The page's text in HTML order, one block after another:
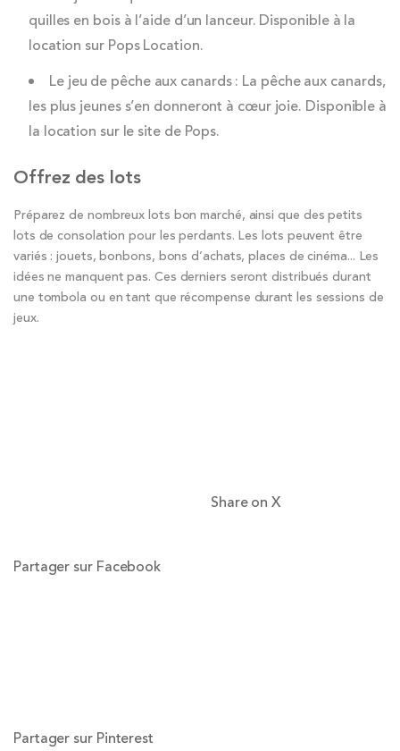
quilles en bois à l’aide d’un lanceur. Disponible à la
location sur Pops Location.
Le jeu de pêche aux canards : La pêche aux canards,
les plus jeunes s’en donneront à cœur joie. Disponible à
la location sur le site de Pops.
Offrez des lots
Préparez de nombreux lots bon marché, ainsi que des petits
lots de consolation pour les perdants. Les lots peuvent être
variés : jouets, bonbons, bons d’achats, places de cinéma... Les
idées ne manquent pas. Ces derniers seront distribués durant
une tombola ou en tant que récompense durant les sessions de
jeux.
Partager sur Facebook
Share on X
Partager sur Pinterest